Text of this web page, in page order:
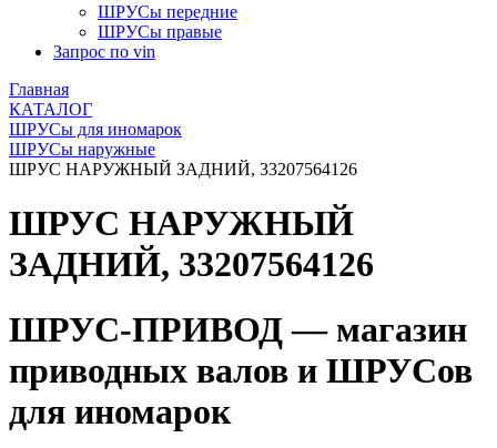
ШРУСы передние
ШРУСы правые
Запрос по vin
Главная
КАТАЛОГ
ШРУСы для иномарок
ШРУСы наружные
ШРУС НАРУЖНЫЙ ЗАДНИЙ, 33207564126
ШРУС НАРУЖНЫЙ
ЗАДНИЙ, 33207564126
ШРУС-ПРИВОД — магазин
приводных валов и ШРУСов
для иномарок